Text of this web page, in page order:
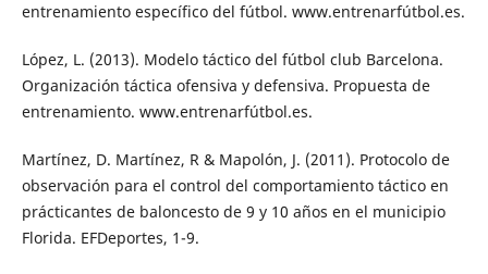
entrenamiento específico del fútbol. www.entrenarfútbol.es.
López, L. (2013). Modelo táctico del fútbol club Barcelona.
Organización táctica ofensiva y defensiva. Propuesta de
entrenamiento. www.entrenarfútbol.es.
Martínez, D. Martínez, R & Mapolón, J. (2011). Protocolo de
observación para el control del comportamiento táctico en
prácticantes de baloncesto de 9 y 10 años en el municipio
Florida. EFDeportes, 1-9.